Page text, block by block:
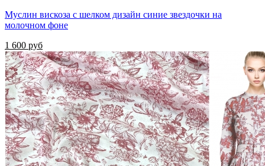
Муслин вискоза с шелком дизайн синие звездочки на
молочном фоне
1 600 руб